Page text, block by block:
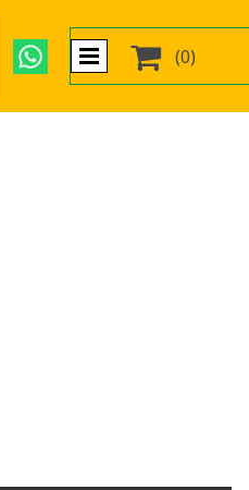
 (0)